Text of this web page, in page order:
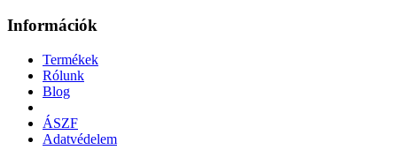
Információk
Termékek
Rólunk
Blog
ÁSZF
Adatvédelem